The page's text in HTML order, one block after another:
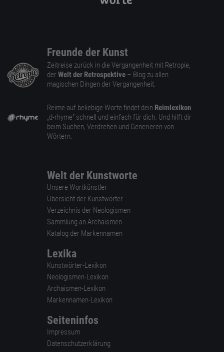
Freunde der Kunst
Zeitreise zurück in die Vergangenheit mit Retropie,
der Welt der Retrospektive – Blog zu allen
magischen Dingen der Vergangenheit.
Reime auf beliebige Worte findet dein Reimlexikon
„d-rhyme” schnell und einfach für dich. Und hilft dir
beim Suchen, Verdrehen und Generieren von
Wörtern.
Welt der Kunstworte
Unsere Wortkünstler
Übersicht der Kunstwörter
Verzeichnis der Neologismen
Sammlung an Archaismen
Katalog der Markennamen
Lexika
Kunstwörter-Lexikon
Neologismen-Lexikon
Archaismen-Lexikon
Markennamen-Lexikon
Seiteninfos
Impressum
Datenschutzerklärung